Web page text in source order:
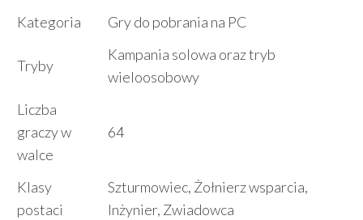
Kategoria
Gry do pobrania na PC
Tryby
Kampania solowa oraz tryb
wieloosobowy
Liczba
graczy w
walce
64
Klasy
postaci
Szturmowiec, Żołnierz wsparcia,
Inżynier, Zwiadowca